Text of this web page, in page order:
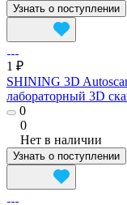
Узнать о поступлении
1 ₽
SHINING 3D
лабораторный 3D
0
0
Нет в наличии
Узнать о поступлении